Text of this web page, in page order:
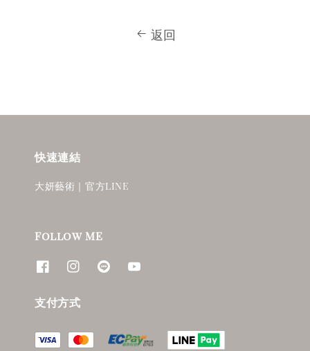
返回
快速連結
大妍藝術｜官方LINE
Follow ME
支付方式